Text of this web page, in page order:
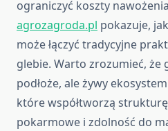
ograniczyć koszty
agrozagroda.pl pokazuje,
może łączyć tradycyjne
glebie. Warto zrozumieć, że
podłoże, ale żywy
które współtworzą
pokarmowe i zdolność do